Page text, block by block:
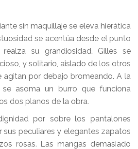
sin maquillaje se eleva hierática
se acentúa desde el punto
su grandiosidad. Gilles se
y solitario, aislado de los otros
agitan por debajo bromeando. A la
asoma un burro que funciona
dos planos de la obra.
por sobre los pantalones
sus peculiares y elegantes zapatos
rosas. Las mangas demasiado